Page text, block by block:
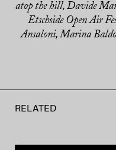
atop the hill, Davide
Etschside Open Air
Ansaloni, Marina Baldo
RELATED